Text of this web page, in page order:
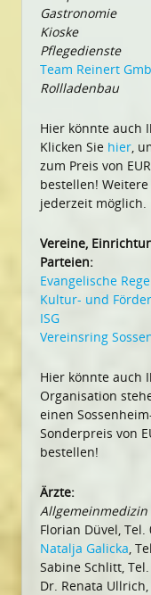
Gastronomie
Kioske
Pflegedienste
Team Reinert
Rollladenbau
Hier könnte auch
Klicken Sie hier,
zum Preis von
bestellen!
jederzeit möglich.
Vereine,
Parteien:
Evangelische
Kultur- und
ISG
Vereinsring
Hier könnte auch
Organisation
einen
Sonderpreis von
bestellen!
Ärzte:
Allgemeinmedizin
Florian Düvel, Tel.
Natalja Galicka,
Sabine Schlitt,
Dr. Renata